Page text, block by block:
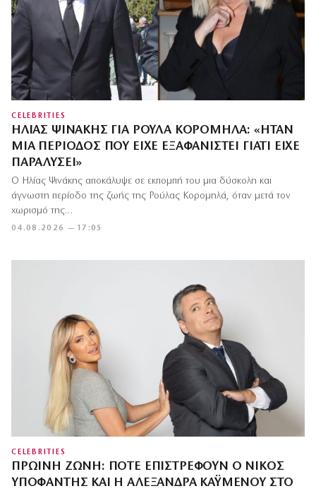
CELEBRITIES
ΗΛΊΑΣ ΨΙΝΆΚΗΣ ΓΙΑ ΡΟΎΛΑ ΚΟΡΟΜΗΛΆ: «ΉΤΑΝ
ΜΊΑ ΠΕΡΊΟΔΟΣ ΠΟΥ ΕΊΧΕ ΕΞΑΦΑΝΙΣΤΕΊ ΓΙΑΤΊ ΕΊΧΕ
ΠΑΡΑΛΎΣΕΙ»
04.08.2026 — 17:05
Ο Ηλίας Ψινάκης αποκάλυψε σε εκπομπή του μια δύσκολη και
άγνωστη περίοδο της ζωής της Ρούλας Κορομηλά, όταν μετά τον
χωρισμό της…
CELEBRITIES
ΠΡΩΙΝΉ ΖΏΝΗ: ΠΌΤΕ ΕΠΙΣΤΡΈΦΟΥΝ Ο ΝΊΚΟΣ
ΥΠΟΦΆΝΤΗΣ ΚΑΙ Η ΑΛΕΞΆΝΔΡΑ ΚΑΫΜΈΝΟΥ ΣΤΟ